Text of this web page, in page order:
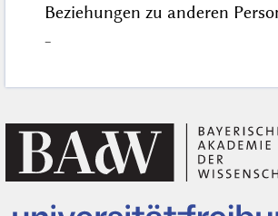
Beziehungen zu anderen
–